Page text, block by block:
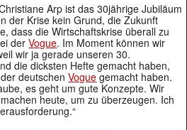
Arp ist das 30jährige Jubiläum
der Krise kein Grund, die Zukunft
dass die Wirtschaftskrise überall zu
derVogue. Im Moment können wir
wir ja gerade unseren 30.
die dicksten Hefte gemacht haben,
deutschenVoguegemacht haben.
es geht um gute Konzepte. Wir
heute, um zu überzeugen. Ich